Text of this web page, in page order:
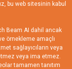
bu web sitesinin kabul
Beam AI dahil ancak
örnekleme amaçlı
sağlayıcıların veya
veya ima etmez.
tamamen tanıtım